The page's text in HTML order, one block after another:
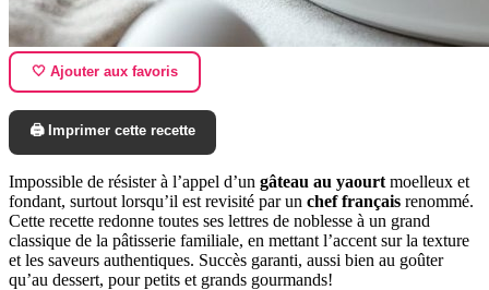
🤍 Ajouter aux favoris
🖨️ Imprimer cette recette
Impossible de résister à l’appel d’un gâteau au yaourt moelleux et
fondant, surtout lorsqu’il est revisité par un chef français renommé.
Cette recette redonne toutes ses lettres de noblesse à un grand
classique de la pâtisserie familiale, en mettant l’accent sur la texture
et les saveurs authentiques. Succès garanti, aussi bien au goûter
qu’au dessert, pour petits et grands gourmands!